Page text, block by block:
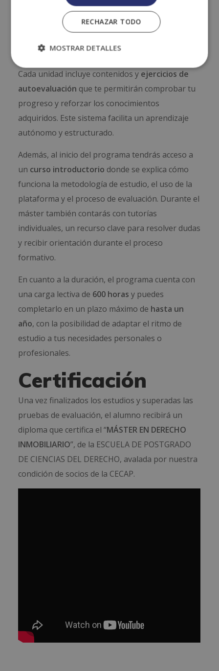
organizar tu aprendizaje según tu disponibilidad.
Desde el primer momento tendrás acceso al
Campus Virtual, donde encontrarás todos los
Cada unidad incluye contenidos y ejercicios de
autoevaluación que te permitirán comprobar tu
progreso y reforzar los conocimientos
adquiridos. Este sistema facilita un aprendizaje
autónomo y estructurado.
Además, al inicio del programa tendrás acceso a
un curso introductorio donde se explica cómo
funciona la metodología de estudio, el uso de la
plataforma y el proceso de evaluación. Durante el
máster también contarás con tutorías
individuales, un recurso clave para resolver dudas
y recibir orientación durante el proceso
formativo.
En cuanto a la duración, el programa cuenta con
una carga lectiva de 600 horas y puedes
completarlo en un plazo máximo de hasta un
año, con la posibilidad de adaptar el ritmo de
estudio a tus necesidades personales o
profesionales.
Certificación
Una vez finalizados los estudios y superadas las
pruebas de evaluación, el alumno recibirá un
diploma que certifica el “MÁSTER EN DERECHO
INMOBILIARIO”, de la ESCUELA DE POSTGRADO
DE CIENCIAS DEL DERECHO, avalada por nuestra
condición de socios de la CECAP.
RECHAZAR TODO
MOSTRAR DETALLES